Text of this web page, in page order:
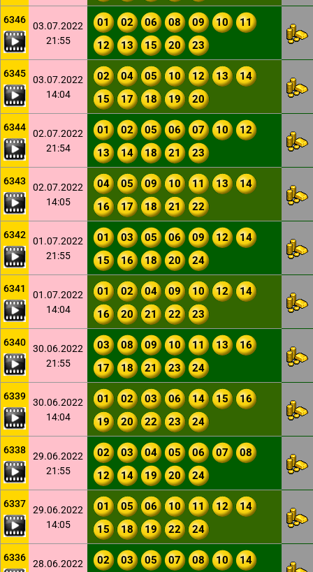
6346
03.07.2022
21:55
01 02 06 08 09 10
11
12
13 15 20 23
6345
03.07.2022
14:04
02 04 05 10 12 13
14
15
17 18 19 20
6344
02.07.2022
21:54
01 02 05 06 07 10
12
13
14 18 21 23
6343
02.07.2022
14:05
04 05 09 10 11 13
14
16
17 18 21 22
6342
01.07.2022
21:55
01 03 05 06 09 12
14
15
16 18 20 24
6341
01.07.2022
14:04
01 02 04 09 10 12
14
16
20 21 22 23
6340
30.06.2022
21:55
03 08 09 10 11 13
16
17
18 21 23 24
6339
30.06.2022
14:04
01 02 03 06 14 15
16
19
20 22 23 24
6338
29.06.2022
21:55
02 03 04 05 06 07
08
12
14 19 20 24
6337
29.06.2022
14:05
01 05 06 10 11 12
14
15
18 19 22 24
6336
28.06.2022
02 03 05 07 08 10
14